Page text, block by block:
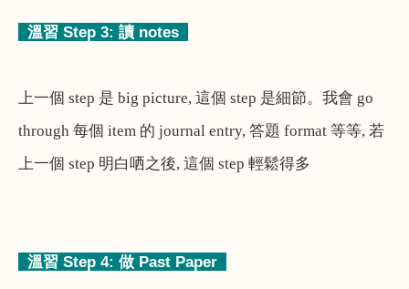
溫習 Step 3: 讀 notes
上一個 step 是 big picture, 這個 step 是細節。我會 go
through 每個 item 的 journal entry, 答題 format 等等, 若
上一個 step 明白哂之後, 這個 step 輕鬆得多
溫習 Step 4: 做 Past Paper